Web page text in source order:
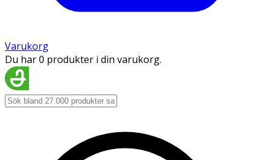
Varukorg
Du har 0 produkter i din varukorg.